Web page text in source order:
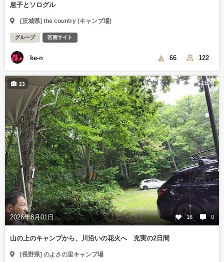
息子とソログル
[茨城県] the country (キャンプ場)
グループ 区画サイト
ke-n 66 122
2日前
2026年8月01日 16 0
23
山の上のキャンプから、川沿いの花火へ 充実の2日間
[長野県] のよさの里キャンプ場